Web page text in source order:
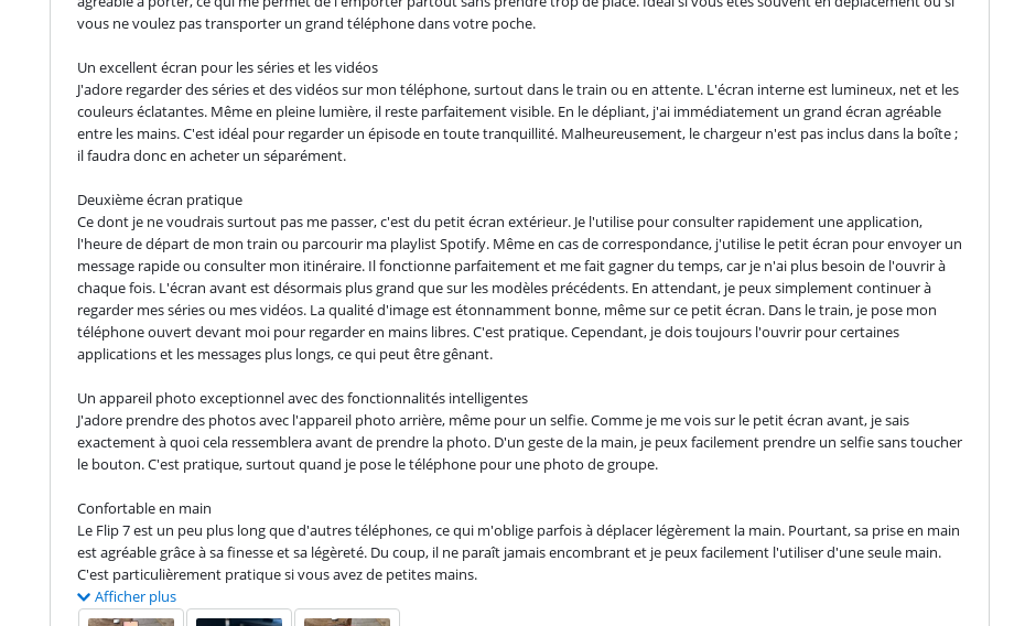
vous ne voulez pas transporter un grand téléphone dans votre poche.
Un excellent écran pour les séries et les vidéos
J'adore regarder des séries et des vidéos sur mon téléphone, surtout dans le train ou en attente. L'écran interne est lumineux, net et les
couleurs éclatantes. Même en pleine lumière, il reste parfaitement visible. En le dépliant, j'ai immédiatement un grand écran agréable
entre les mains. C'est idéal pour regarder un épisode en toute tranquillité. Malheureusement, le chargeur n'est pas inclus dans la boîte ;
il faudra donc en acheter un séparément.
Deuxième écran pratique
Ce dont je ne voudrais surtout pas me passer, c'est du petit écran extérieur. Je l'utilise pour consulter rapidement une application,
l'heure de départ de mon train ou parcourir ma playlist Spotify. Même en cas de correspondance, j'utilise le petit écran pour envoyer un
message rapide ou consulter mon itinéraire. Il fonctionne parfaitement et me fait gagner du temps, car je n'ai plus besoin de l'ouvrir à
chaque fois. L'écran avant est désormais plus grand que sur les modèles précédents. En attendant, je peux simplement continuer à
regarder mes séries ou mes vidéos. La qualité d'image est étonnamment bonne, même sur ce petit écran. Dans le train, je pose mon
téléphone ouvert devant moi pour regarder en mains libres. C'est pratique. Cependant, je dois toujours l'ouvrir pour certaines
applications et les messages plus longs, ce qui peut être gênant.
Un appareil photo exceptionnel avec des fonctionnalités intelligentes
J'adore prendre des photos avec l'appareil photo arrière, même pour un selfie. Comme je me vois sur le petit écran avant, je sais
exactement à quoi cela ressemblera avant de prendre la photo. D'un geste de la main, je peux facilement prendre un selfie sans toucher
le bouton. C'est pratique, surtout quand je pose le téléphone pour une photo de groupe.
Confortable en main
Le Flip 7 est un peu plus long que d'autres téléphones, ce qui m'oblige parfois à déplacer légèrement la main. Pourtant, sa prise en main
est agréable grâce à sa finesse et sa légèreté. Du coup, il ne paraît jamais encombrant et je peux facilement l'utiliser d'une seule main.
C'est particulièrement pratique si vous avez de petites mains.
Afficher plus